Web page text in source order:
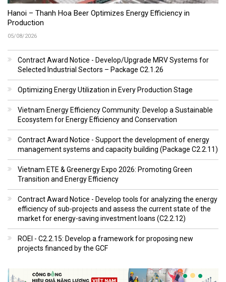
Hanoi – Thanh Hoa Beer Optimizes Energy Efficiency in
Production
05/08/2026
Contract Award Notice - Develop/Upgrade MRV Systems for
Selected Industrial Sectors – Package C2.1.26
Optimizing Energy Utilization in Every Production Stage
Vietnam Energy Efficiency Community: Develop a Sustainable
Ecosystem for Energy Efficiency and Conservation
Contract Award Notice - Support the development of energy
management systems and capacity building (Package C2.2.11)
Vietnam ETE & Greenergy Expo 2026: Promoting Green
Transition and Energy Efficiency
Contract Award Notice - Develop tools for analyzing the energy
efficiency of sub-projects and assess the current state of the
market for energy-saving investment loans (C2.2.12)
ROEI - C2.2.15: Develop a framework for proposing new
projects financed by the GCF